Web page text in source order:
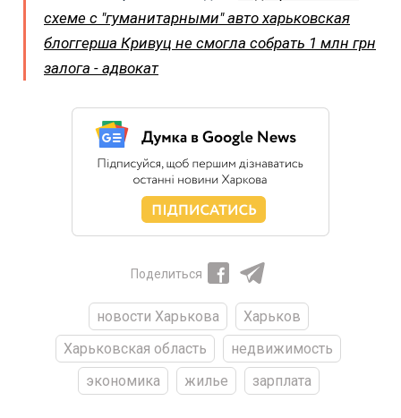
схеме с "гуманитарными" авто харьковская
блоггерша Кривуц не смогла собрать 1 млн грн
залога - адвокат
Поделиться
новости Харькова
Харьков
Харьковская область
недвижимость
экономика
жилье зарплата